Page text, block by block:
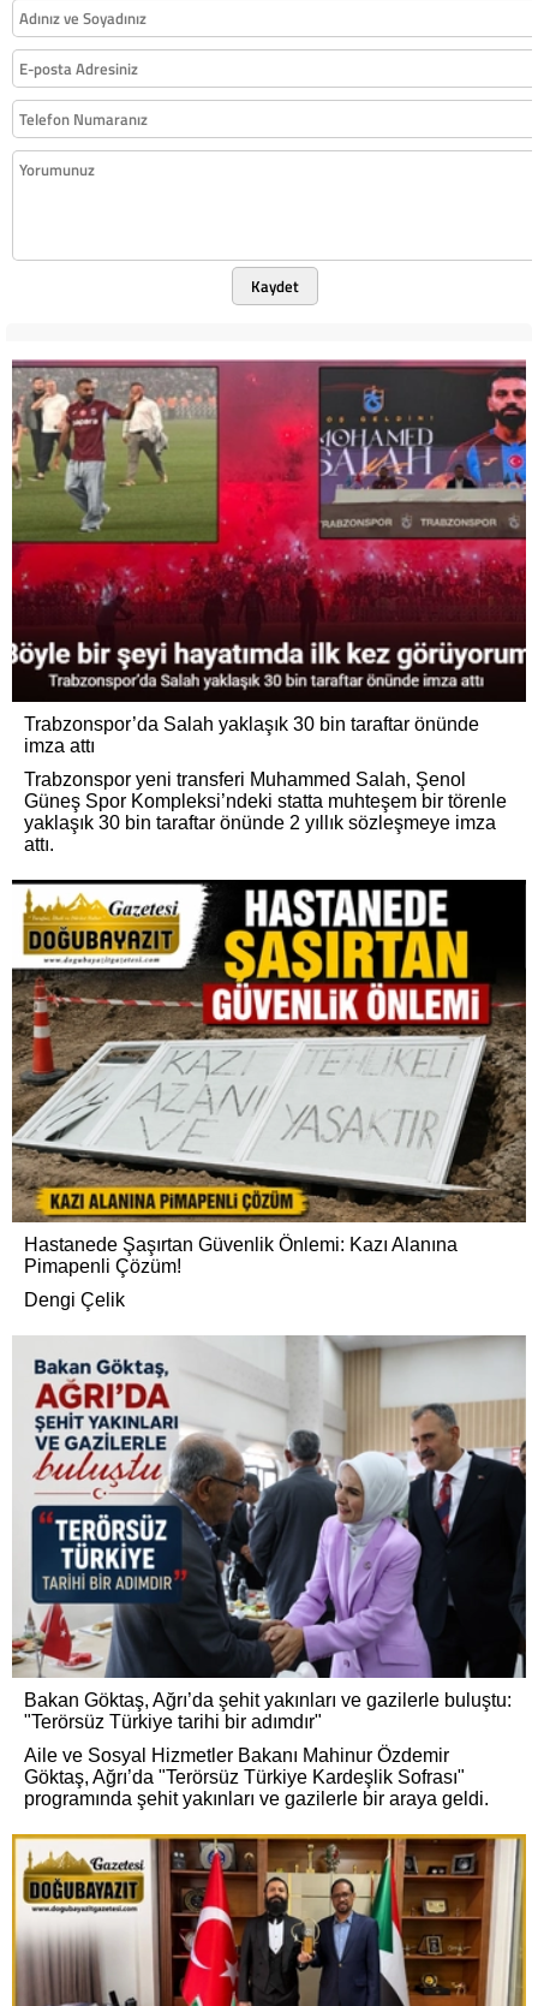
Kaydet
Trabzonspor’da Salah yaklaşık 30 bin taraftar önünde
imza attı
Trabzonspor yeni transferi Muhammed Salah, Şenol
Güneş Spor Kompleksi’ndeki statta muhteşem bir törenle
yaklaşık 30 bin taraftar önünde 2 yıllık sözleşmeye imza
attı.
Hastanede Şaşırtan Güvenlik Önlemi: Kazı Alanına
Pimapenli Çözüm!
Dengi Çelik
Bakan Göktaş, Ağrı’da şehit yakınları ve gazilerle buluştu:
"Terörsüz Türkiye tarihi bir adımdır"
Aile ve Sosyal Hizmetler Bakanı Mahinur Özdemir
Göktaş, Ağrı’da "Terörsüz Türkiye Kardeşlik Sofrası"
programında şehit yakınları ve gazilerle bir araya geldi.